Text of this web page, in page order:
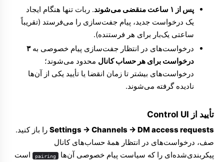
پس از ۱ ساعت منقضی می‌شوند
. ربات تنها هنگام ایجاد
یک درخواست جدید، پیام جفت‌سازی را می‌فرستد (تقریباً
ساعتی یک‌بار برای هر فرستنده).
درخواست‌های در انتظار جفت‌سازی پیام خصوصی به۳
درخواست برای هر حساب کانال محدود می‌شوند؛
درخواست‌های بیشتر تا زمان انقضا یا تأیید یکی از آن‌ها
نادیده گرفته می‌شوند.
تأیید از Control UI
Settings → Channels → DM access requests را باز کنید.
صف، درخواست‌های در انتظار همهٔ حساب‌های کانال
پیکربندی‌شده‌ای را که سیاست پیام خصوصی آن‌ها
pairing است